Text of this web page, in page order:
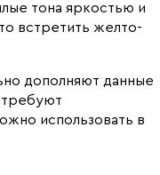
тона яркостью и
встретить желто-
дополняют данные
использовать в